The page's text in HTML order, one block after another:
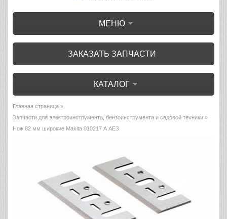
МЕНЮ
ЗАКАЗАТЬ ЗАПЧАСТИ
КАТАЛОГ
Главная страница »
Запчасти для электроинструмента, бензоинструмента и садовой техники »
Нож 82 мм широкие Makita 010217 А АЕЗ